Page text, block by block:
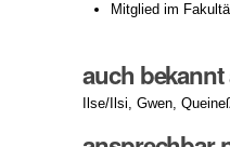
Mitglied im
auch bekannt
Ilse/Ilsi, Gwen,